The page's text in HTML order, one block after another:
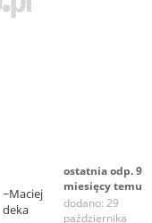
~Maciej
deka
ostatnia odp. 9
miesięcy temu
dodano: 29
października